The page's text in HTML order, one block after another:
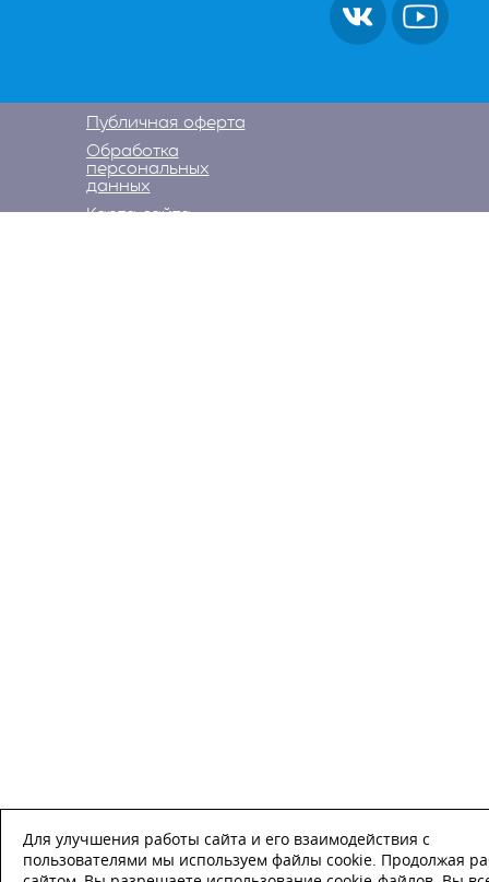
Публичная оферта
Обработка
персональных
данных
Карта сайта
Для улучшения работы сайта и его взаимодействия с
пользователями мы используем файлы cookie. Продолжая